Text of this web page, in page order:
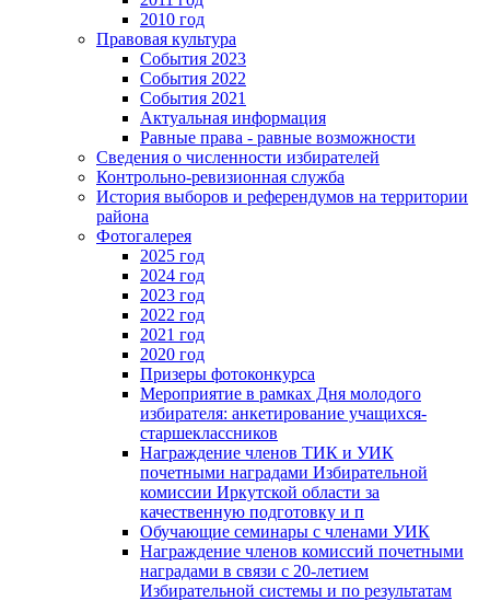
2010 год
Правовая культура
События 2023
События 2022
События 2021
Актуальная информация
Равные права - равные возможности
Сведения о численности избирателей
Контрольно-ревизионная служба
История выборов и референдумов на территории
района
Фотогалерея
2025 год
2024 год
2023 год
2022 год
2021 год
2020 год
Призеры фотоконкурса
Мероприятие в рамках Дня молодого
избирателя: анкетирование учащихся-
старшеклассников
Награждение членов ТИК и УИК
почетными наградами Избирательной
комиссии Иркутской области за
качественную подготовку и п
Обучающие семинары с членами УИК
Награждение членов комиссий почетными
наградами в связи с 20-летием
Избирательной системы и по результатам